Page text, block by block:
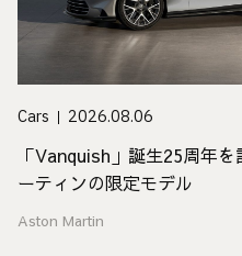
Cars 2026.08.06
「Vanquish」誕生25周年
ーティンの限定モデル
Aston Martin